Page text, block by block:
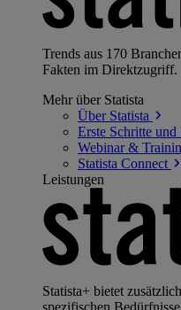
Trends aus 170
Fakten im Direktzugriff.
Mehr über Statista
Über Statista
Erste Schritte und
Webinar &
Statista Connect
Leistungen
Statista+ bietet
spezifischen